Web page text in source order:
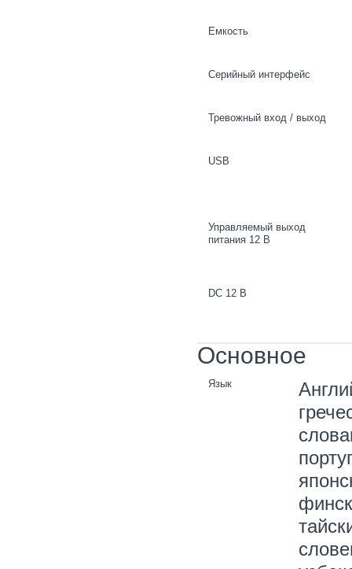
Емкость
Серийный интерфейс
Тревожный вход / выход
USB
Управляемый выход
питания 12 В
DC 12 В
Основное
Язык